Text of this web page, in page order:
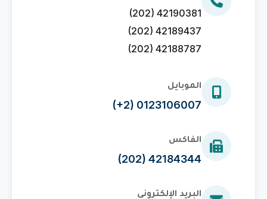
(202) 42190381
(202) 42189437
(202) 42188787
الموبايل
(+2) 0123106007
الفاكس
(202) 42184344
البريد الإلكتروني